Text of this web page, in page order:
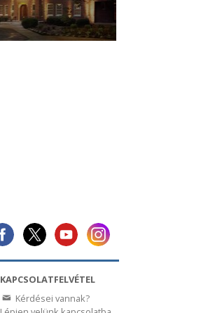
KAPCSOLATFELVÉTEL
Kérdései vannak?